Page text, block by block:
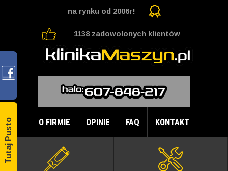
Tutaj Pusto
na rynku od 2006r!
1138 zadowolonych klientów
O FIRMIE OPINIE FAQ KONTAKT